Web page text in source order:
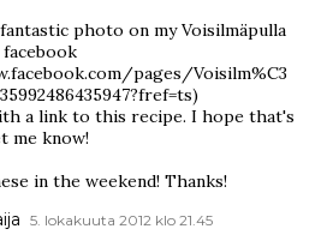
photo on my Voisilmäpulla
pages/Voisilm%C3
a link to this recipe. I hope that's
me know!
in the weekend! Thanks!
5. lokakuuta 2012 klo 21.45